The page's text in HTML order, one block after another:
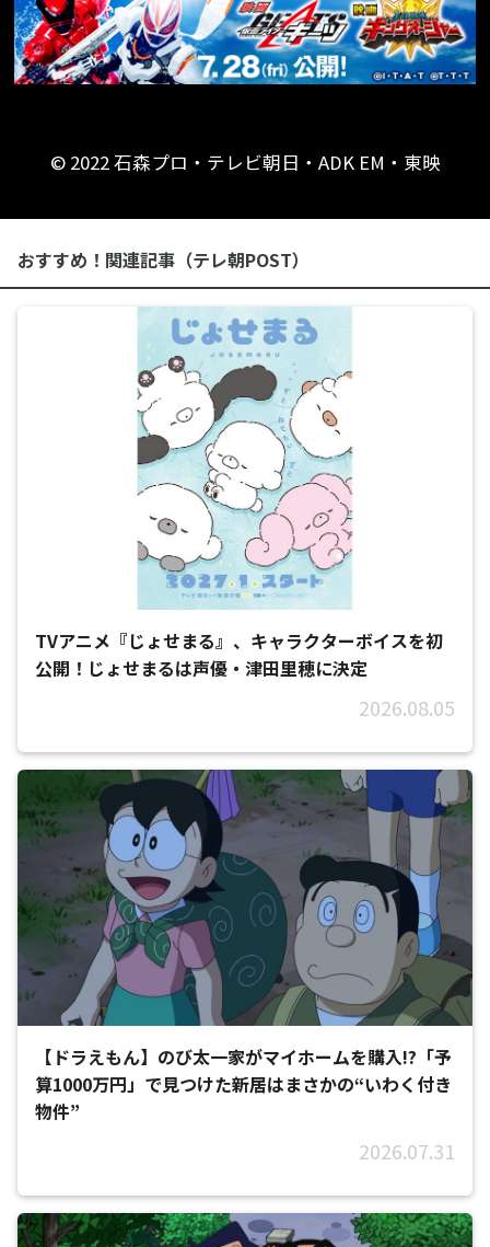
© 2022 石森プロ・テレビ朝日・ADK EM・東映
おすすめ！関連記事（テレ朝POST）
TVアニメ『じょせまる』、キャラクターボイスを初
公開！じょせまるは声優・津田里穂に決定
2026.08.05
【ドラえもん】のび太一家がマイホームを購入!?「予
算1000万円」で見つけた新居はまさかの“いわく付き
物件”
2026.07.31